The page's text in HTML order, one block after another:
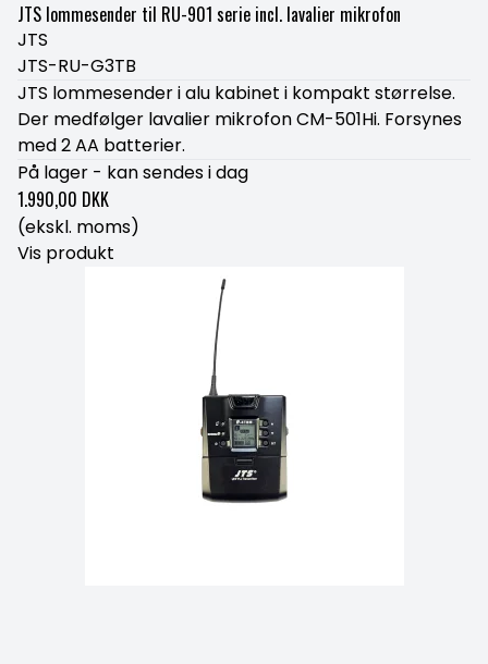
JTS lommesender til RU-901 serie incl. lavalier mikrofon
JTS
JTS-RU-G3TB
JTS lommesender i alu kabinet i kompakt størrelse.
Der medfølger lavalier mikrofon CM-501Hi. Forsynes
med 2 AA batterier.
På lager - kan sendes i dag
1.990,00 DKK
(ekskl. moms)
Vis produkt